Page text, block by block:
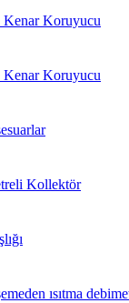
Kenar Koruyucu
Koruyucu
Kollektör
ısıtma